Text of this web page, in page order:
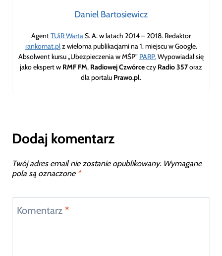
Daniel Bartosiewicz
AgentTUiR WartaS. A. w latach 2014 – 2018. Redaktor
rankomat.plz wieloma publikacjami na 1. miejscu w Google.
Absolwent kursu „Ubezpieczenia w MŚP” PARP.Wypowiadał się
jako ekspert w RMF FM, Radiowej Czwórceczy Radio 357oraz
dla portalu Prawo.pl.
Dodaj komentarz
Twój adres email nie zostanie opublikowany. Wymagane
pola są oznaczone *
Komentarz *